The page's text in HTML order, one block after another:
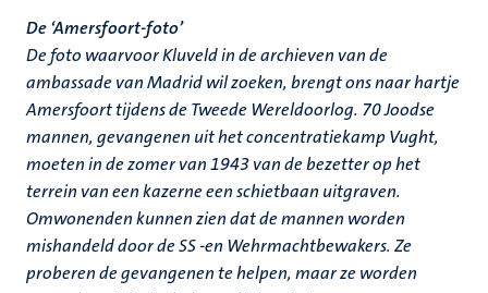
De ‘Amersfoort-foto’
De foto waarvoor Kluveld in de archieven van de
ambassade van Madrid wil zoeken, brengt ons naar hartje
Amersfoort tijdens de Tweede Wereldoorlog. 70 Joodse
mannen, gevangenen uit het concentratiekamp Vught,
moeten in de zomer van 1943 van de bezetter op het
terrein van een kazerne een schietbaan uitgraven.
Omwonenden kunnen zien dat de mannen worden
mishandeld door de SS -en Wehrmachtbewakers. Ze
proberen de gevangenen te helpen, maar ze worden